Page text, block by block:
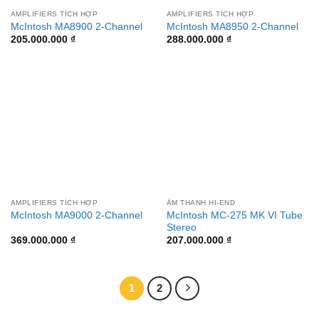
AMPLIFIERS TÍCH HỢP
McIntosh MA8900 2-Channel
205.000.000 ₫
AMPLIFIERS TÍCH HỢP
McIntosh MA8950 2-Channel
288.000.000 ₫
AMPLIFIERS TÍCH HỢP
McIntosh MA9000 2-Channel
369.000.000 ₫
ÂM THANH HI-END
McIntosh MC-275 MK VI Tube
Stereo
207.000.000 ₫
1 2